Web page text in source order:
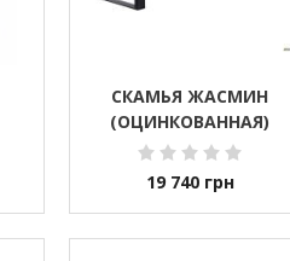
СКАМЬЯ ЖАСМИН
(ОЦИНКОВАННАЯ)
19 740 грн